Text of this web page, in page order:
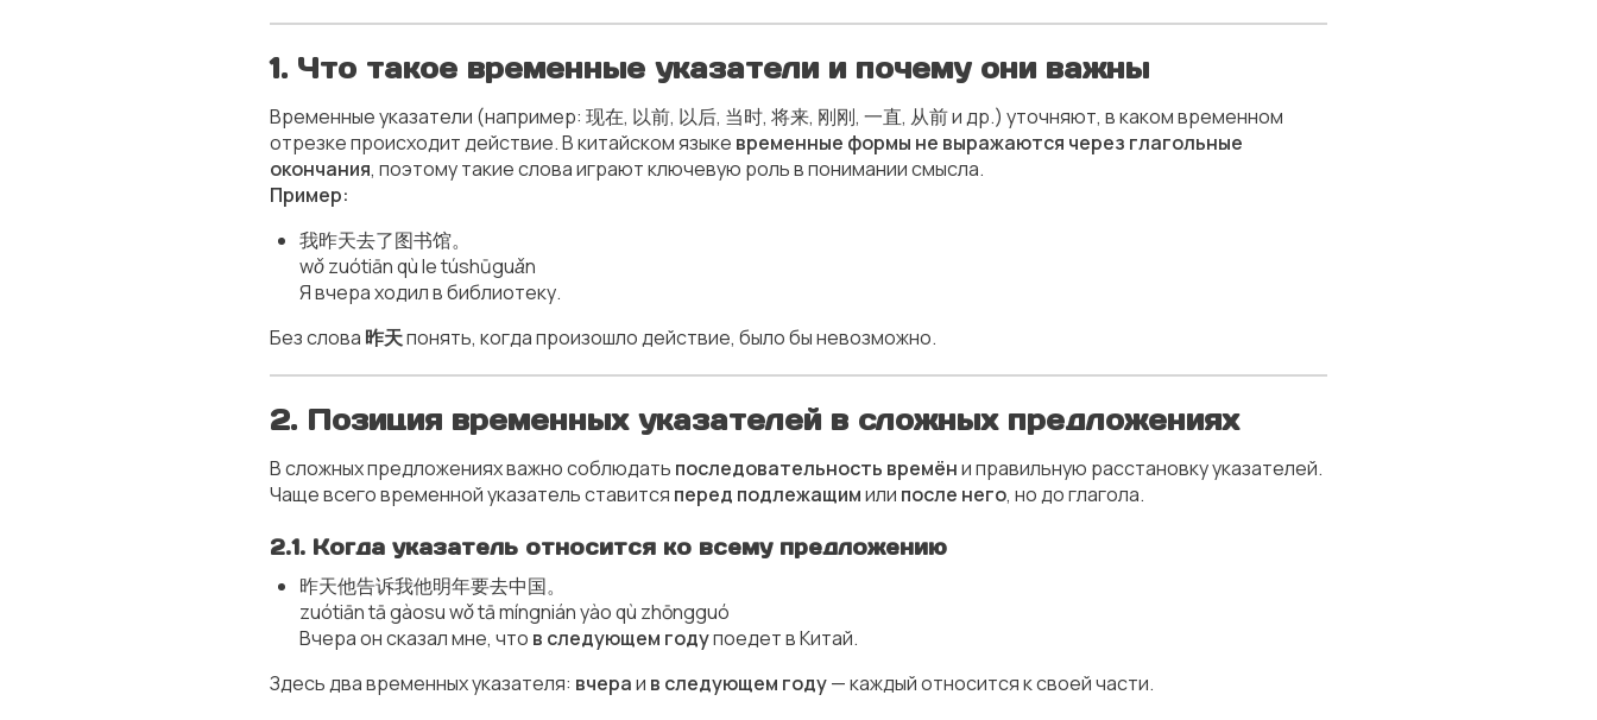
1. Что такое временные указатели и почему они важны
Временные указатели (например: 现在, 以前, 以后, 当时, 将来, 刚刚, 一直, 从前 и др.) уточняют, в каком временном
отрезке происходит действие. В китайском языке временные формы не выражаются через глагольные
окончания, поэтому такие слова играют ключевую роль в понимании смысла.
Пример:
我昨天去了图书馆。
wǒ zuótiān qù le túshūguǎn
Я вчера ходил в библиотеку.
Без слова 昨天понять, когда произошло действие, было бы невозможно.
2. Позиция временных указателей в сложных предложениях
В сложных предложениях важно соблюдать последовательность времёни правильную расстановку указателей.
Чаще всего временной указатель ставится перед подлежащимили после него, но до глагола.
2.1. Когда указатель относится ко всему предложению
昨天他告诉我他明年要去中国。
zuótiān tā gàosu wǒ tā míngnián yào qù zhōngguó
Вчера он сказал мне, что в следующем годупоедет в Китай.
Здесь два временных указателя: вчераи в следующем году— каждый относится к своей части.